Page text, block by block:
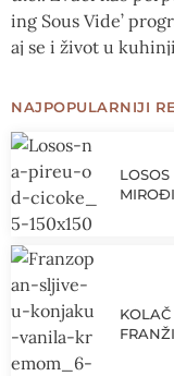
NAJPOPULARNIJI